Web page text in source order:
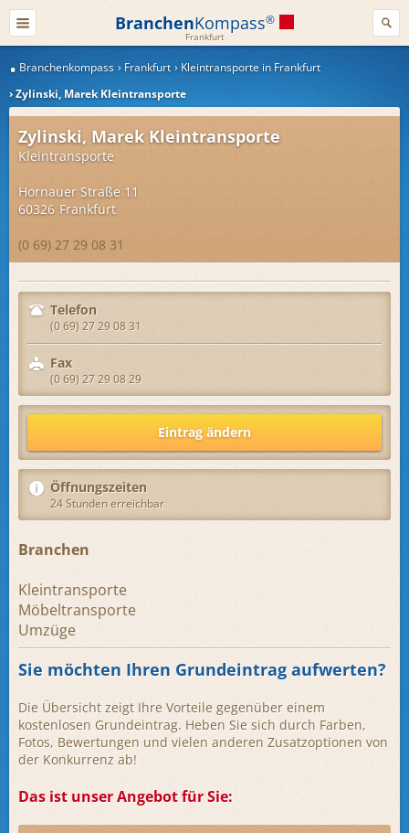
BranchenKompass®
Frankfurt
Branchenkompass Frankfurt
Kleintransporte in Frankfurt
Zylinski, Marek Kleintransporte
Zylinski, Marek Kleintransporte
Kleintransporte
Hornauer Straße 11
60326 Frankfurt
(0 69) 27 29 08 31
Telefon
(0 69) 27 29 08 31
Fax
(0 69) 27 29 08 29
Eintrag ändern
Öffnungszeiten
24 Stunden erreichbar
Branchen
Kleintransporte
Möbeltransporte
Umzüge
Sie möchten Ihren Grundeintrag aufwerten?
Die Übersicht zeigt Ihre Vorteile gegenüber einem
kostenlosen Grundeintrag. Heben Sie sich durch Farben,
Fotos, Bewertungen und vielen anderen Zusatzoptionen von
der Konkurrenz ab!
Das ist unser Angebot für Sie: